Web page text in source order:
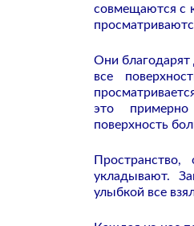
совмещаются с
Они благодарят
все
это примерно
поверхность
укладывают.
улыбкой все